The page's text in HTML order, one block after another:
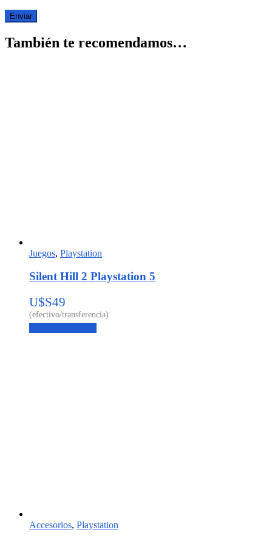
También te recomendamos…
Juegos, Playstation
Silent Hill 2 Playstation 5
U$S49
Accesorios, Playstation